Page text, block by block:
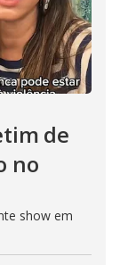
de
no
show em